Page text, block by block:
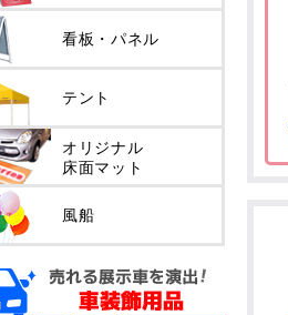
看板・パネル
テント
オリジナル
床面マット
風船